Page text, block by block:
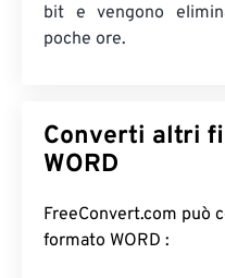
bit e vengono
poche ore.
Converti altri
WORD
FreeConvert.com può
formato WORD :